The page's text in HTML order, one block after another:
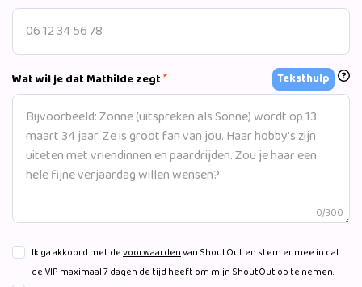
Wat wil je dat Mathilde zegt* Teksthulp
0/300
Ik ga akkoord met devoorwaardenvan ShoutOut en stem er mee in dat
de VIP maximaal 7 dagen de tijd heeft om mijn ShoutOut op te nemen.